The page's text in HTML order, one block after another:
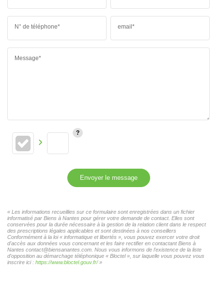
N° de téléphone* email*
Message*
Envoyer le message
« Les informations recueillies sur ce formulaire sont enregistrées dans un fichier
informatisé par Biens à Nantes pour gérer votre demande de contact. Elles sont
conservées pour la durée nécessaire à la gestion de la relation client dans le respect
des prescriptions légales applicables et sont destinées à nos conseillers
Conformément à la loi « informatique et libertés », vous pouvez exercer votre droit
d'accès aux données vous concernant et les faire rectifier en contactant Biens à
Nantes contact@biensanantes.com. Nous vous informons de l'existence de la liste
d'opposition au démarchage téléphonique « Bloctel », sur laquelle vous pouvez vous
inscrire ici : https://www.bloctel.gouv.fr/»